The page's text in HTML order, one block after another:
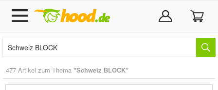
477 Artikel zum Thema "Schweiz BLOCK"